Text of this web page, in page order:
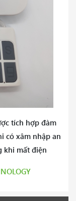
tích hợp đàm
có xâm nhập an
khi mất điện